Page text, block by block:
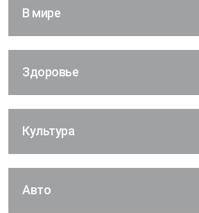
В мире
Здоровье
Культура
Авто